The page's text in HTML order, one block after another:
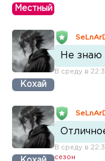
Местный
Кохай
Не знаю
В среду в
В среду в
сезон